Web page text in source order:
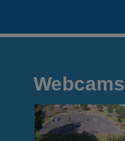
Webcams